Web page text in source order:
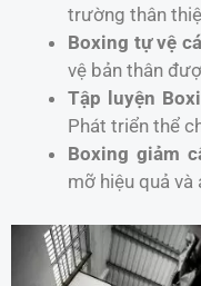
trường thân
Boxing tự vệ
vệ bản thân
Tập luyện
Phát triển thể
Boxing giảm
mỡ hiệu quả và